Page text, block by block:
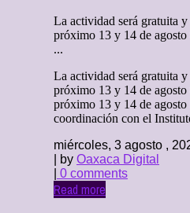
La actividad será gratuita
próximo 13 y 14 de
...
La actividad será gratuita
próximo 13 y 14 de
próximo 13 y 14 de
coordinación con el
miércoles, 3 agosto ,
| by Oaxaca Digital
0 comments
Read more